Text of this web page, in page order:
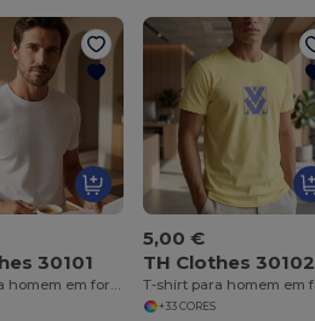
30101
T-shirt para homem em formato tubular em algodão. Cor branca
5,00 €
TH Clothes 30102
+33 CORES